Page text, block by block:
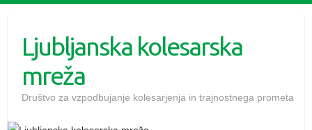
Ljubljanska kolesarska
mreža
Društvo za vzpodbujanje kolesarjenja in trajnostnega prometa